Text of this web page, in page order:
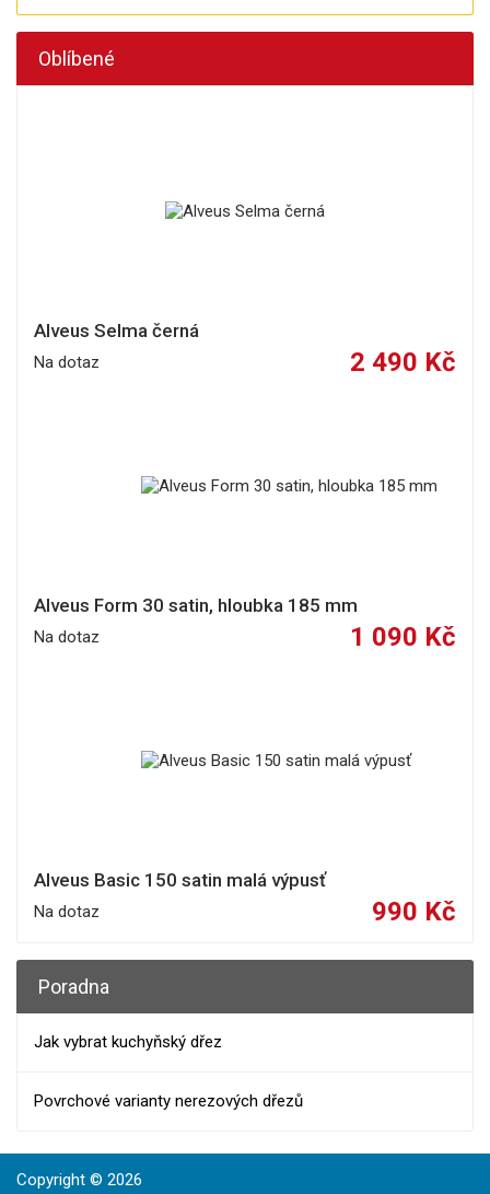
Oblíbené
Alveus Selma černá
Na dotaz 2 490 Kč
Alveus Form 30 satin, hloubka 185 mm
Na dotaz 1 090 Kč
Alveus Basic 150 satin malá výpusť
Na dotaz 990 Kč
Poradna
Jak vybrat kuchyňský dřez
Povrchové varianty nerezových dřezů
Copyright © 2026